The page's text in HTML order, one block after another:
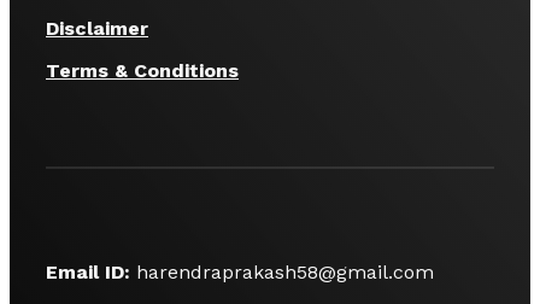
Disclaimer
Terms & Conditions
Email ID: harendraprakash58@gmail.com